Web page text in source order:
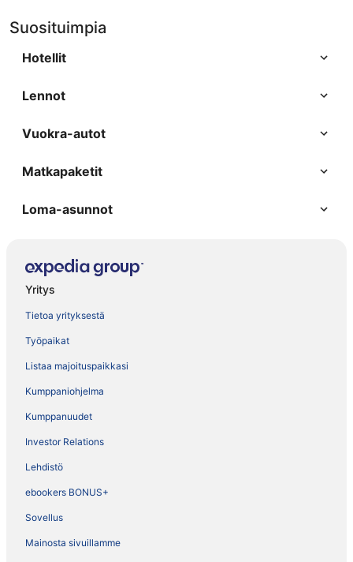
Suosituimpia
Hotellit
Lennot
Vuokra-autot
Matkapaketit
Loma-asunnot
Yritys
Tietoa yrityksestä
Työpaikat
Listaa majoituspaikkasi
Kumppaniohjelma
Kumppanuudet
Investor Relations
Lehdistö
ebookers BONUS+
Sovellus
Mainosta sivuillamme